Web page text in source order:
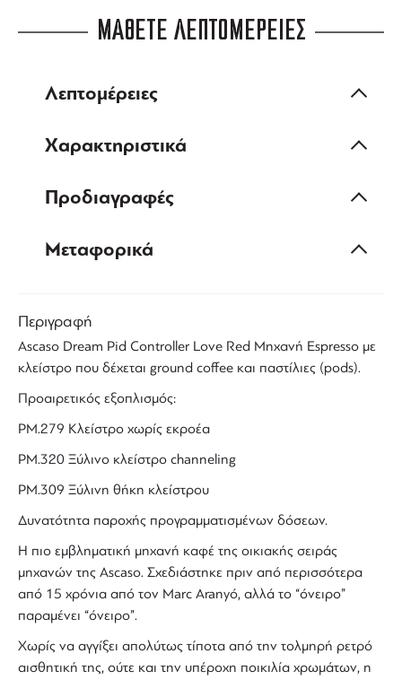
ΜΑΘΕΤΕ ΛΕΠΤΟΜΕΡΕΙΕΣ
Λεπτομέρειες
Χαρακτηριστικά
Προδιαγραφές
Μεταφορικά
Περιγραφή
Ascaso Dream Pid ControllerLove Red Μηχανή Espresso με
κλείστρο που δέχεται ground coffee και παστίλιες (pods).
Προαιρετικός εξοπλισμός:
PM.279 Κλείστρο χωρίς εκροέα
PM.320 Ξύλινο κλείστρο channeling
PM.309 Ξύλινη θήκη κλείστρου
Δυνατότητα παροχής προγραμματισμένων δόσεων.
Η πιο εμβληματική μηχανή καφέ της οικιακής σειράς
μηχανών της Ascaso. Σχεδιάστηκε πριν από περισσότερα
από 15 χρόνια από τον Marc Aranyó, αλλά το “όνειρο”
παραμένει “όνειρο”.
Χωρίς να αγγίξει απολύτως τίποτα από την τολμηρή ρετρό
αισθητική της, ούτε και την υπέροχη ποικιλία χρωμάτων, η